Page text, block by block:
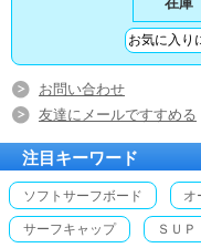
お問い合わせ
友達にメールですすめる
注目キーワード
ソフトサーフボード オ
サーフキャップ ＳＵＰ